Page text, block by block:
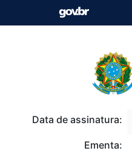
Data de assinatura:
Ementa: